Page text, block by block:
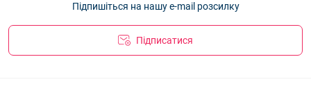
Підпишіться на нашу e-mail розсилку
Підписатися